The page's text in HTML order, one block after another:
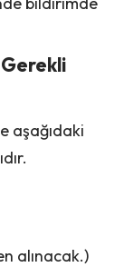
aşağıdaki
alınacak.)